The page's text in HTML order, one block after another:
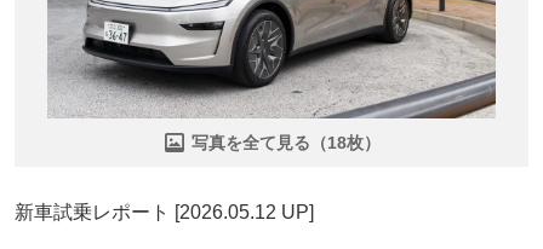
写真を全て見る（18枚）
新車試乗レポート [2026.05.12 UP]